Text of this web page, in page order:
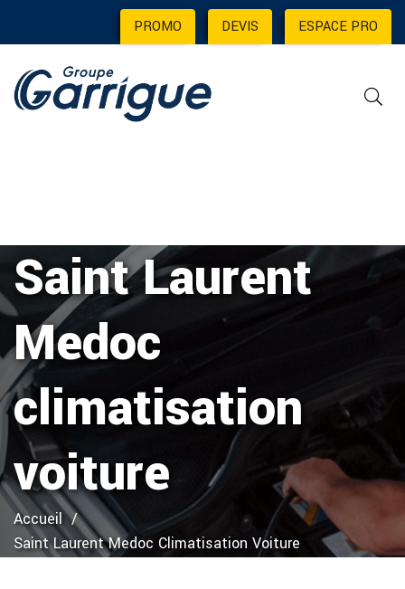
PROMO | DEVIS | ESPACE PRO
Saint Laurent
Medoc
climatisation
voiture
Accueil
Saint Laurent Medoc Climatisation Voiture